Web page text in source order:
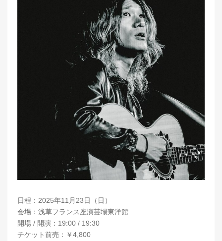
日程：2025年11月23日（日）
会場：浅草フランス座演芸場東洋館
開場 / 開演：19:00 / 19:30
チケット前売：￥4,800